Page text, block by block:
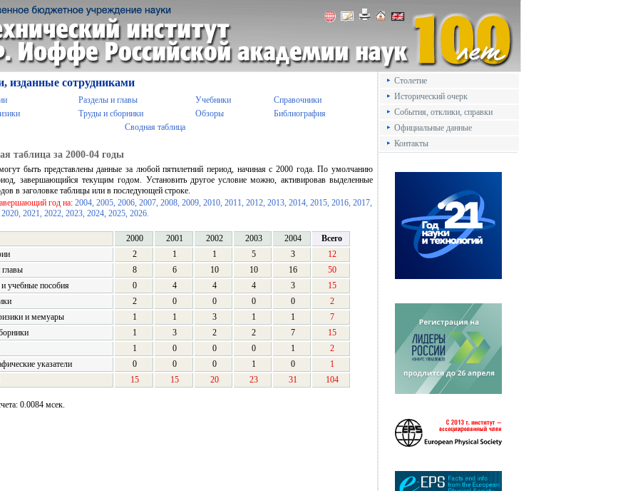
изданные сотрудниками
Разделы и главы Учебники
Справочники
Труды и сборники Обзоры
Библиография
Сводная таблица
таблица за 2000-04 годы
быть представлены данные за любой пятилетний период, начиная с 2000 года. По умолчанию
завершающийся текущим годом. Установить другое условие можно, активировав выделенные
в заголовке таблицы или в последующей строке.
год на: 2004, 2005, 2006, 2007, 2008, 2009, 2010, 2011, 2012, 2013, 2014, 2015, 2016, 2017,
2020, 2021, 2022, 2023, 2024, 2025, 2026.
2000 2001 2002 2003 2004
Всего
2 1 1 5 3
12
8 6 10 10 16
50
учебные пособия
0 4 4 4 3
15
2 0 0 0 0
2
и мемуары
1 1 3 1 1
7
1 3 2 2 7
15
1 0 0 0 1
2
указатели
0 0 0 1 0
1
15 15 20 23 31 104
0.0084 мсек.
Столетие
Исторический очерк
События, отклики, справки
Официальные данные
Контакты